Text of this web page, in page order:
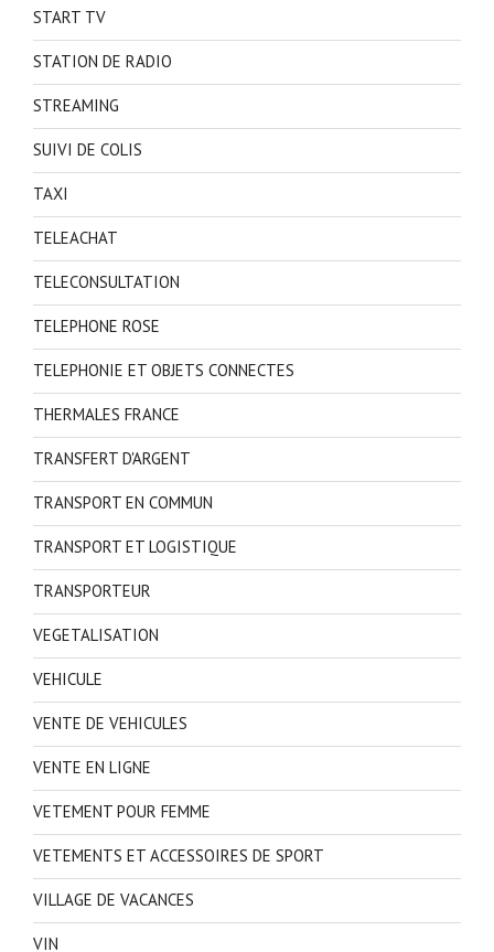
START TV
STATION DE RADIO
STREAMING
SUIVI DE COLIS
TAXI
TELEACHAT
TELECONSULTATION
TELEPHONE ROSE
TELEPHONIE ET OBJETS CONNECTES
THERMALES FRANCE
TRANSFERT D'ARGENT
TRANSPORT EN COMMUN
TRANSPORT ET LOGISTIQUE
TRANSPORTEUR
VEGETALISATION
VEHICULE
VENTE DE VEHICULES
VENTE EN LIGNE
VETEMENT POUR FEMME
VETEMENTS ET ACCESSOIRES DE SPORT
VILLAGE DE VACANCES
VIN